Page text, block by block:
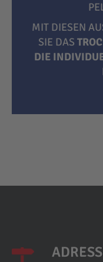
MIT DIESEN
SIE DAS
DIE